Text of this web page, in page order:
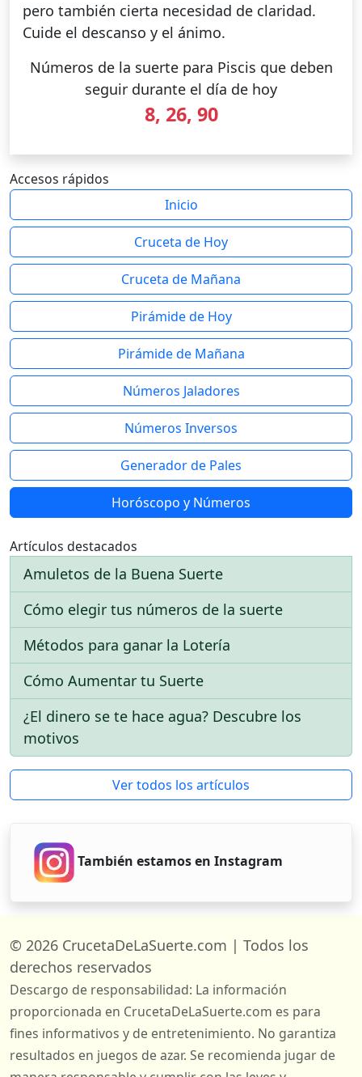
pero también cierta necesidad de claridad.
Cuide el descanso y el ánimo.
Números de la suerte para Piscis que deben
seguir durante el día de hoy
8, 26, 90
Accesos rápidos
Inicio
Cruceta de Hoy
Cruceta de Mañana
Pirámide de Hoy
Pirámide de Mañana
Números Jaladores
Números Inversos
Generador de Pales
Horóscopo y Números
Artículos destacados
Amuletos de la Buena Suerte
Cómo elegir tus números de la suerte
Métodos para ganar la Lotería
Cómo Aumentar tu Suerte
¿El dinero se te hace agua? Descubre los
motivos
Ver todos los artículos
También estamos en Instagram
© 2026 CrucetaDeLaSuerte.com | Todos los
derechos reservados
Descargo de responsabilidad: La información
proporcionada en CrucetaDeLaSuerte.com es para
fines informativos y de entretenimiento. No garantiza
resultados en juegos de azar. Se recomienda jugar de